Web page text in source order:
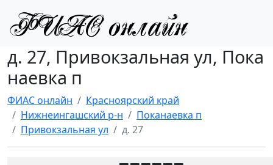
д. 27, Привокзальная ул, Пока
наевка п
ФИАС онлайн
Красноярский край
Нижнеингашский р-н
Поканаевка п
Привокзальная ул
д. 27